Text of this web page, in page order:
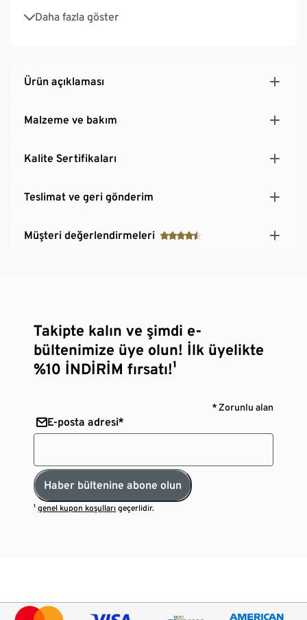
Daha fazla göster
Elastanlı: Formunu korur, mükemmel oturur, yüksek
giyim konforu sunar
Ürün açıklaması
Malzeme ve bakım
Kalite Sertifikaları
Teslimat ve geri gönderim
Müşteri değerlendirmeleri
Takipte kalın ve şimdi e-
bültenimize üye olun! İlk üyelikte
%10 İNDİRİM fırsatı!¹
* Zorunlu alan
E-posta adresi*
Haber bültenine abone olun
¹genel kupon koşulları geçerlidir.